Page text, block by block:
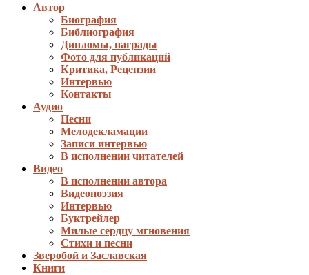
Автор
Биография
Библиография
Дипломы, награды
Фото для публикаций
Критика, Рецензии
Интервью
Контакты
Аудио
Песни
Мелодекламации
Записи интервью
В исполнении читателей
Видео
В исполнении автора
Видеопоэзия
Интервью
Буктрейлер
Милые сердцу мгновения
Стихи и песни
Зверобой и Заславская
Книги